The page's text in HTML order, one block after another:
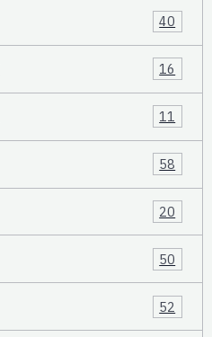
40
16
11
58
20
50
52